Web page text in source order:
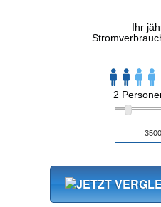
Ihr
2